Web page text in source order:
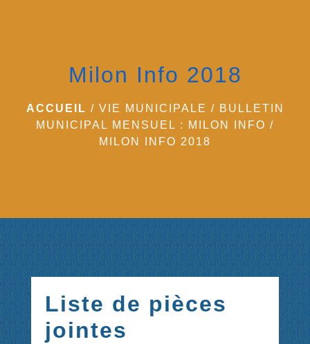
Milon Info 2018
ACCUEIL / VIE MUNICIPALE / BULLETIN
MUNICIPAL MENSUEL : MILON INFO /
MILON INFO 2018
Liste de pièces
jointes